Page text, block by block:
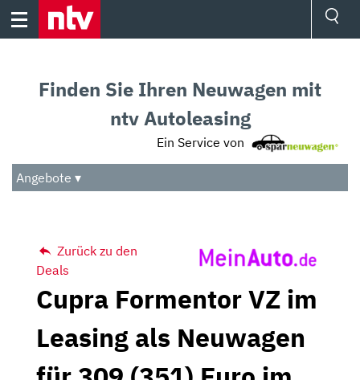
Skip
Audio
Das Beste
Finden Sie Ihren Neuwagen mit
ntv Autoleasing
Ein Service von
Angebote ▾
Zurück zu den
Deals
Cupra Formentor VZ im
Leasing als Neuwagen